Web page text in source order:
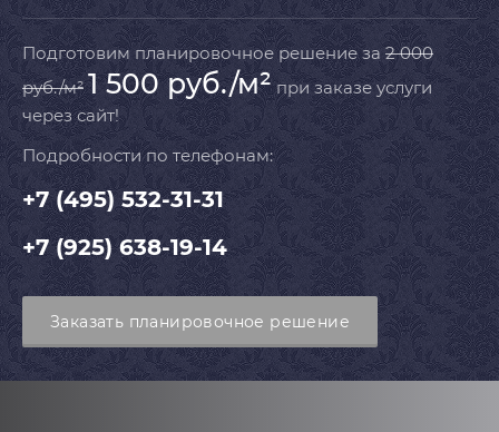
Подготовим планировочное решение за 2 000
руб./м² 1 500 руб./м²при заказе услуги
через сайт!
Подробности по телефонам:
+7 (495) 532-31-31
+7 (925) 638-19-14
Заказать планировочное решение